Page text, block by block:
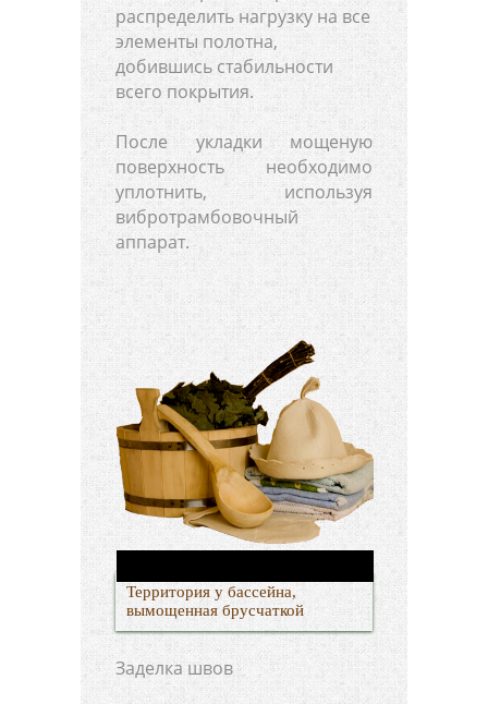
распределить нагрузку на все
элементы полотна,
добившись стабильности
всего покрытия.
После укладки мощеную
поверхность необходимо
уплотнить, используя
вибротрамбовочный
аппарат.
Территория у бассейна,
вымощенная брусчаткой
Заделка швов